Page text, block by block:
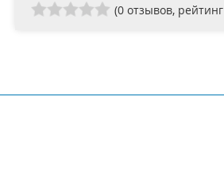
(0 отзывов, рейтинг